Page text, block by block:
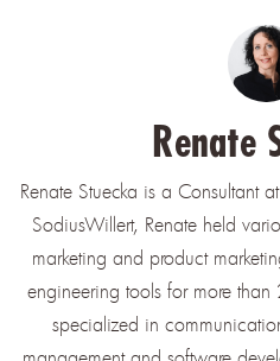
Renate
Renate Stuecka is a Consultant
SodiusWillert, Renate held
marketing and product
engineering tools for more than
specialized in